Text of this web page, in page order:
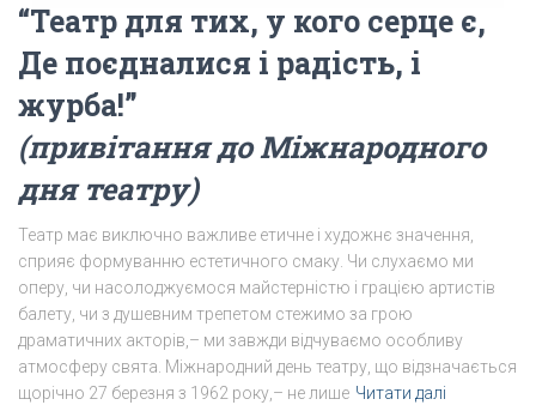
“Театр для тих, у кого серце є,
Де поєдналися і радість, і
журба!”
(привітання до Міжнародного
дня театру)
Театр має виключно важливе етичне і художнє значення,
сприяє формуванню естетичного смаку. Чи слухаємо ми
оперу, чи насолоджуємося майстерністю і грацією артистів
балету, чи з душевним трепетом стежимо за грою
драматичних акторів,– ми завжди відчуваємо особливу
атмосферу свята. Міжнародний день театру, що відзначається
щорічно 27 березня з 1962 року,– не лише Читати далі